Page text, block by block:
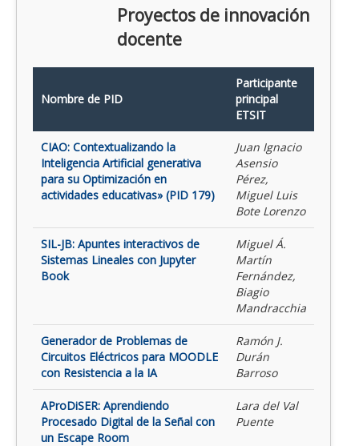
Proyectos de innovación
docente
Nombre de PID
Participante
principal
ETSIT
CIAO: Contextualizando la
Inteligencia Artificial generativa
para su Optimización en
actividades educativas» (PID 179)
Juan Ignacio
Asensio
Pérez,
Miguel Luis
Bote Lorenzo
SIL-JB: Apuntes interactivos de
Sistemas Lineales con Jupyter
Book
Miguel Á.
Martín
Fernández,
Biagio
Mandracchia
Generador de Problemas de
Circuitos Eléctricos para MOODLE
con Resistencia a la IA
Ramón J.
Durán
Barroso
AProDiSER: Aprendiendo
Procesado Digital de la Señal con
un Escape Room
Lara del Val
Puente